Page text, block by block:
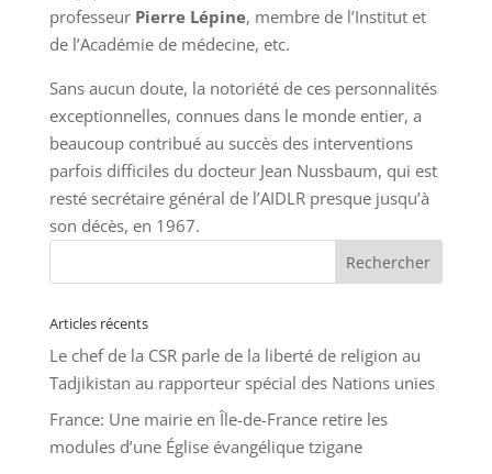
professeur Pierre Lépine, membre de l’Institut et
de l’Académie de médecine, etc.
Sans aucun doute, la notoriété de ces personnalités
exceptionnelles, connues dans le monde entier, a
beaucoup contribué au succès des interventions
parfois difficiles du docteur Jean Nussbaum, qui est
resté secrétaire général de l’AIDLR presque jusqu’à
son décès, en 1967.
Articles récents
Le chef de la CSR parle de la liberté de religion au
Tadjikistan au rapporteur spécial des Nations unies
France: Une mairie en Île-de-France retire les
modules d’une Église évangélique tzigane